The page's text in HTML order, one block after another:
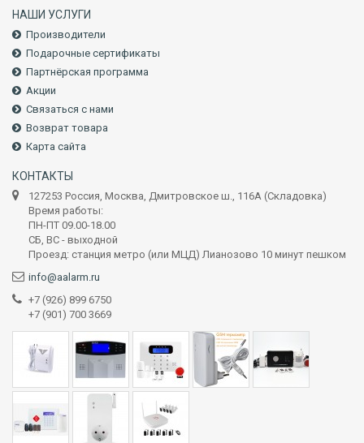
НАШИ УСЛУГИ
Производители
Подарочные сертификаты
Партнёрская программа
Акции
Связаться с нами
Возврат товара
Карта сайта
КОНТАКТЫ
127253 Россия, Москва, Дмитровское ш., 116А (Складовка)
Время работы:
ПН-ПТ 09.00-18.00
СБ, ВС - выходной
Проезд: станция метро (или МЦД) Лианозово 10 минут пешком
info@aalarm.ru
+7 (926) 899 6750
+7 (901) 700 3669